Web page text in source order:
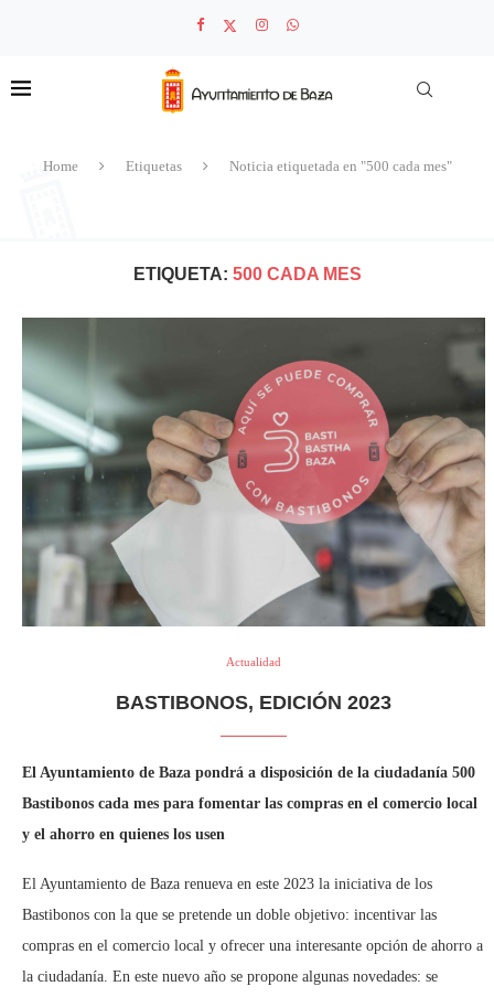
Home Etiquetas Noticia etiquetada en "500 cada mes"
ETIQUETA: 500 CADA MES
Actualidad
BASTIBONOS, EDICIÓN 2023
El Ayuntamiento de Baza pondrá a disposición de la ciudadanía 500
Bastibonos cada mes para fomentar las compras en el comercio local
y el ahorro en quienes los usen
El Ayuntamiento de Baza renueva en este 2023 la iniciativa de los
Bastibonos con la que se pretende un doble objetivo: incentivar las
compras en el comercio local y ofrecer una interesante opción de ahorro a
la ciudadanía. En este nuevo año se propone algunas novedades: se